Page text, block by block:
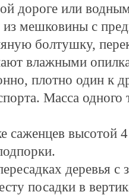
дороге или
мешковины с
болтушку,
влажными
плотно один к
Масса
саженцев высотой
деревья
посадки в